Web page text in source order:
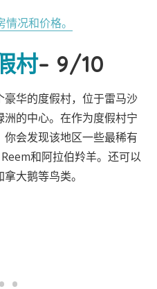
况和价格。
村– 9/10
华的度假村，位于雷马沙
的中心。在作为度假村宁
会发现该地区一些最稀有
和阿拉伯羚羊。还可以
大鹅等鸟类。